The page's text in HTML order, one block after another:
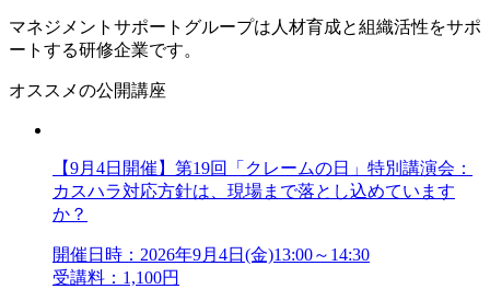
マネジメントサポートグループは人材育成と組織活性をサポ
ートする研修企業です。
オススメの公開講座
【9月4日開催】第19回「クレームの日」特別講演会：
カスハラ対応方針は、現場まで落とし込めています
か？
開催日時：2026年9月4日(金)13:00～14:30
受講料：1,100円